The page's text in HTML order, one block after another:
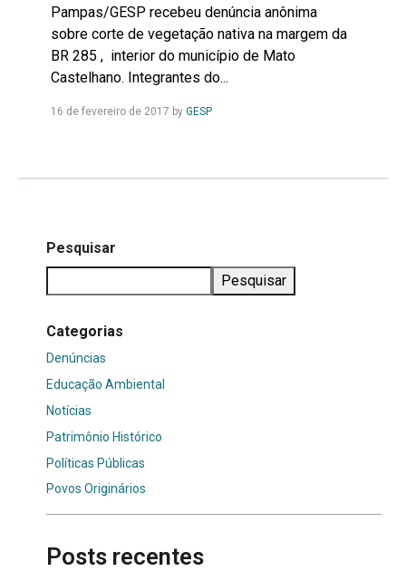
Pampas/GESP recebeu denúncia anônima
sobre corte de vegetação nativa na margem da
BR 285 , interior do município de Mato
Castelhano. Integrantes do...
16 de fevereiro de 2017 by GESPLeia
Pesquisar
Pesquisar
Categorias
Denúncias
Educação Ambiental
Notícias
Patrimônio Histórico
Políticas Públicas
Povos Originários
Posts recentes